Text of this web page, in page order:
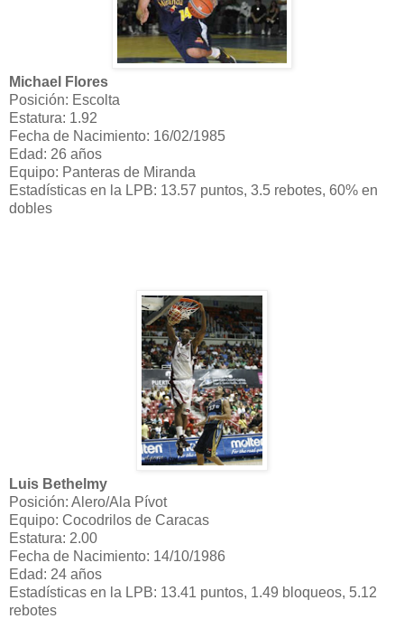
Michael Flores
Posición: Escolta
Estatura: 1.92
Fecha de Nacimiento: 16/02/1985
Edad: 26 años
Equipo: Panteras de Miranda
Estadísticas en la LPB: 13.57 puntos, 3.5 rebotes, 60% en
dobles
Luis Bethelmy
Posición: Alero/Ala Pívot
Equipo: Cocodrilos de Caracas
Estatura: 2.00
Fecha de Nacimiento: 14/10/1986
Edad: 24 años
Estadísticas en la LPB: 13.41 puntos, 1.49 bloqueos, 5.12
rebotes